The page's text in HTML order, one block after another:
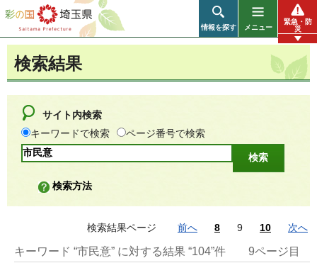
彩の国 埼玉県
情報を探す メニュー
緊急・防
災
検索結果
サイト内検索
キーワードで検索
ページ番号で検索
検索方法
検索結果ページ 前へ 8 9 10 次へ
キーワード “市民意” に対する結果 “104”件 9ページ目